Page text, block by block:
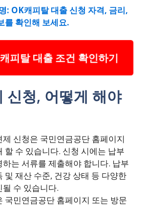
: OK캐피탈 대출 신청 자격, 금리,
를 확인해 보세요.
피탈 대출 조건 확인하기
신청, 어떻게 해야
신청은 국민연금공단 홈페이지
할 수 있습니다. 신청 시에는 납부
하는 서류를 제출해야 합니다. 납부
및 재산 수준, 건강 상태 등 다양한
수 있습니다.
국민연금공단 홈페이지 또는 방문